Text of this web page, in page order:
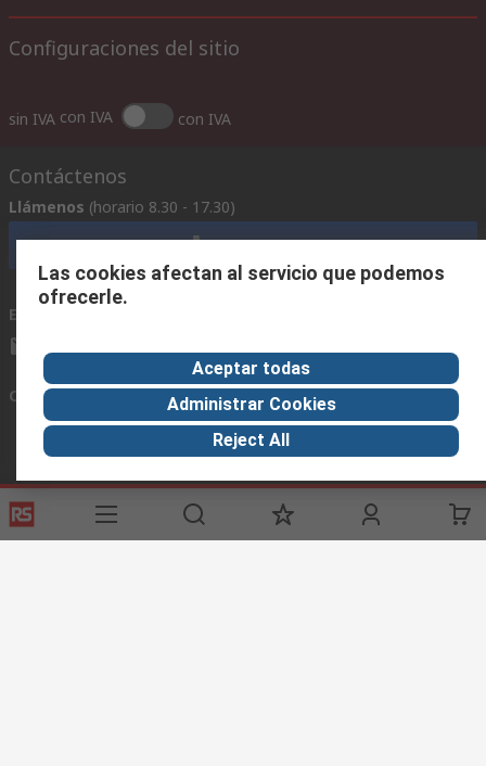
Configuraciones del sitio
sin IVA con IVA con IVA
Contáctenos
Llámenos (horario 8.30 - 17.30)
Llámenos
Envíenos un email
Conectar con nosotros
Links de ayuda
Servicios
Acerca de RS
Industria
Las cookies afectan al servicio que podemos
ofrecerle.
Aceptar todas
Administrar Cookies
Reject All